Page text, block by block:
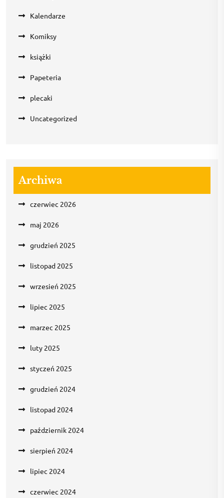
Kalendarze
Komiksy
książki
Papeteria
plecaki
Uncategorized
Archiwa
czerwiec 2026
maj 2026
grudzień 2025
listopad 2025
wrzesień 2025
lipiec 2025
marzec 2025
luty 2025
styczeń 2025
grudzień 2024
listopad 2024
październik 2024
sierpień 2024
lipiec 2024
czerwiec 2024